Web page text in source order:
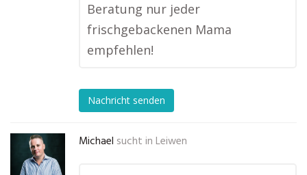
Beratung nur jeder
frischgebackenen Mama
empfehlen!
Nachricht senden
Michael sucht in Leiwen